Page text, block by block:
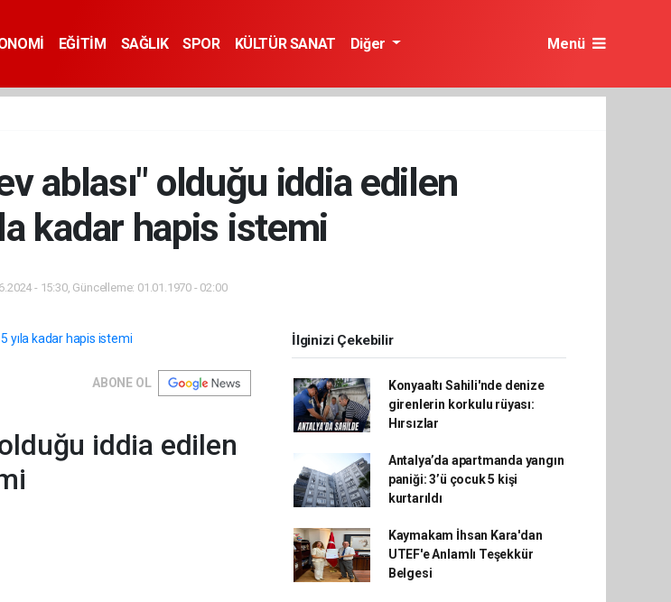
EĞİTİM SAĞLIK SPOR KÜLTÜR SANAT Diğer Menü
ablası" olduğu iddia edilen
kadar hapis istemi
- 15:30, Güncelleme: 01.01.1970 - 02:00
ABONE OL
iddia edilen
İlginizi Çekebilir
Konyaaltı Sahili'nde denize
girenlerin korkulu rüyası:
Hırsızlar
Antalya’da apartmanda yangın
paniği: 3’ü çocuk 5 kişi
kurtarıldı
Kaymakam İhsan Kara'dan
UTEF'e Anlamlı Teşekkür
Belgesi